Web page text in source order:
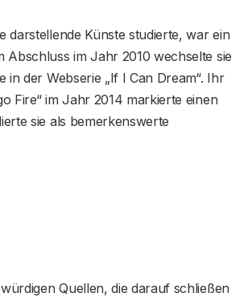
darstellende Künste studierte, war ein
im Jahr 2010 wechselte sie
der Webserie „If I Can Dream“. Ihr
Fire“ im Jahr 2014 markierte einen
sie als bemerkenswerte
Quellen, die darauf schließen